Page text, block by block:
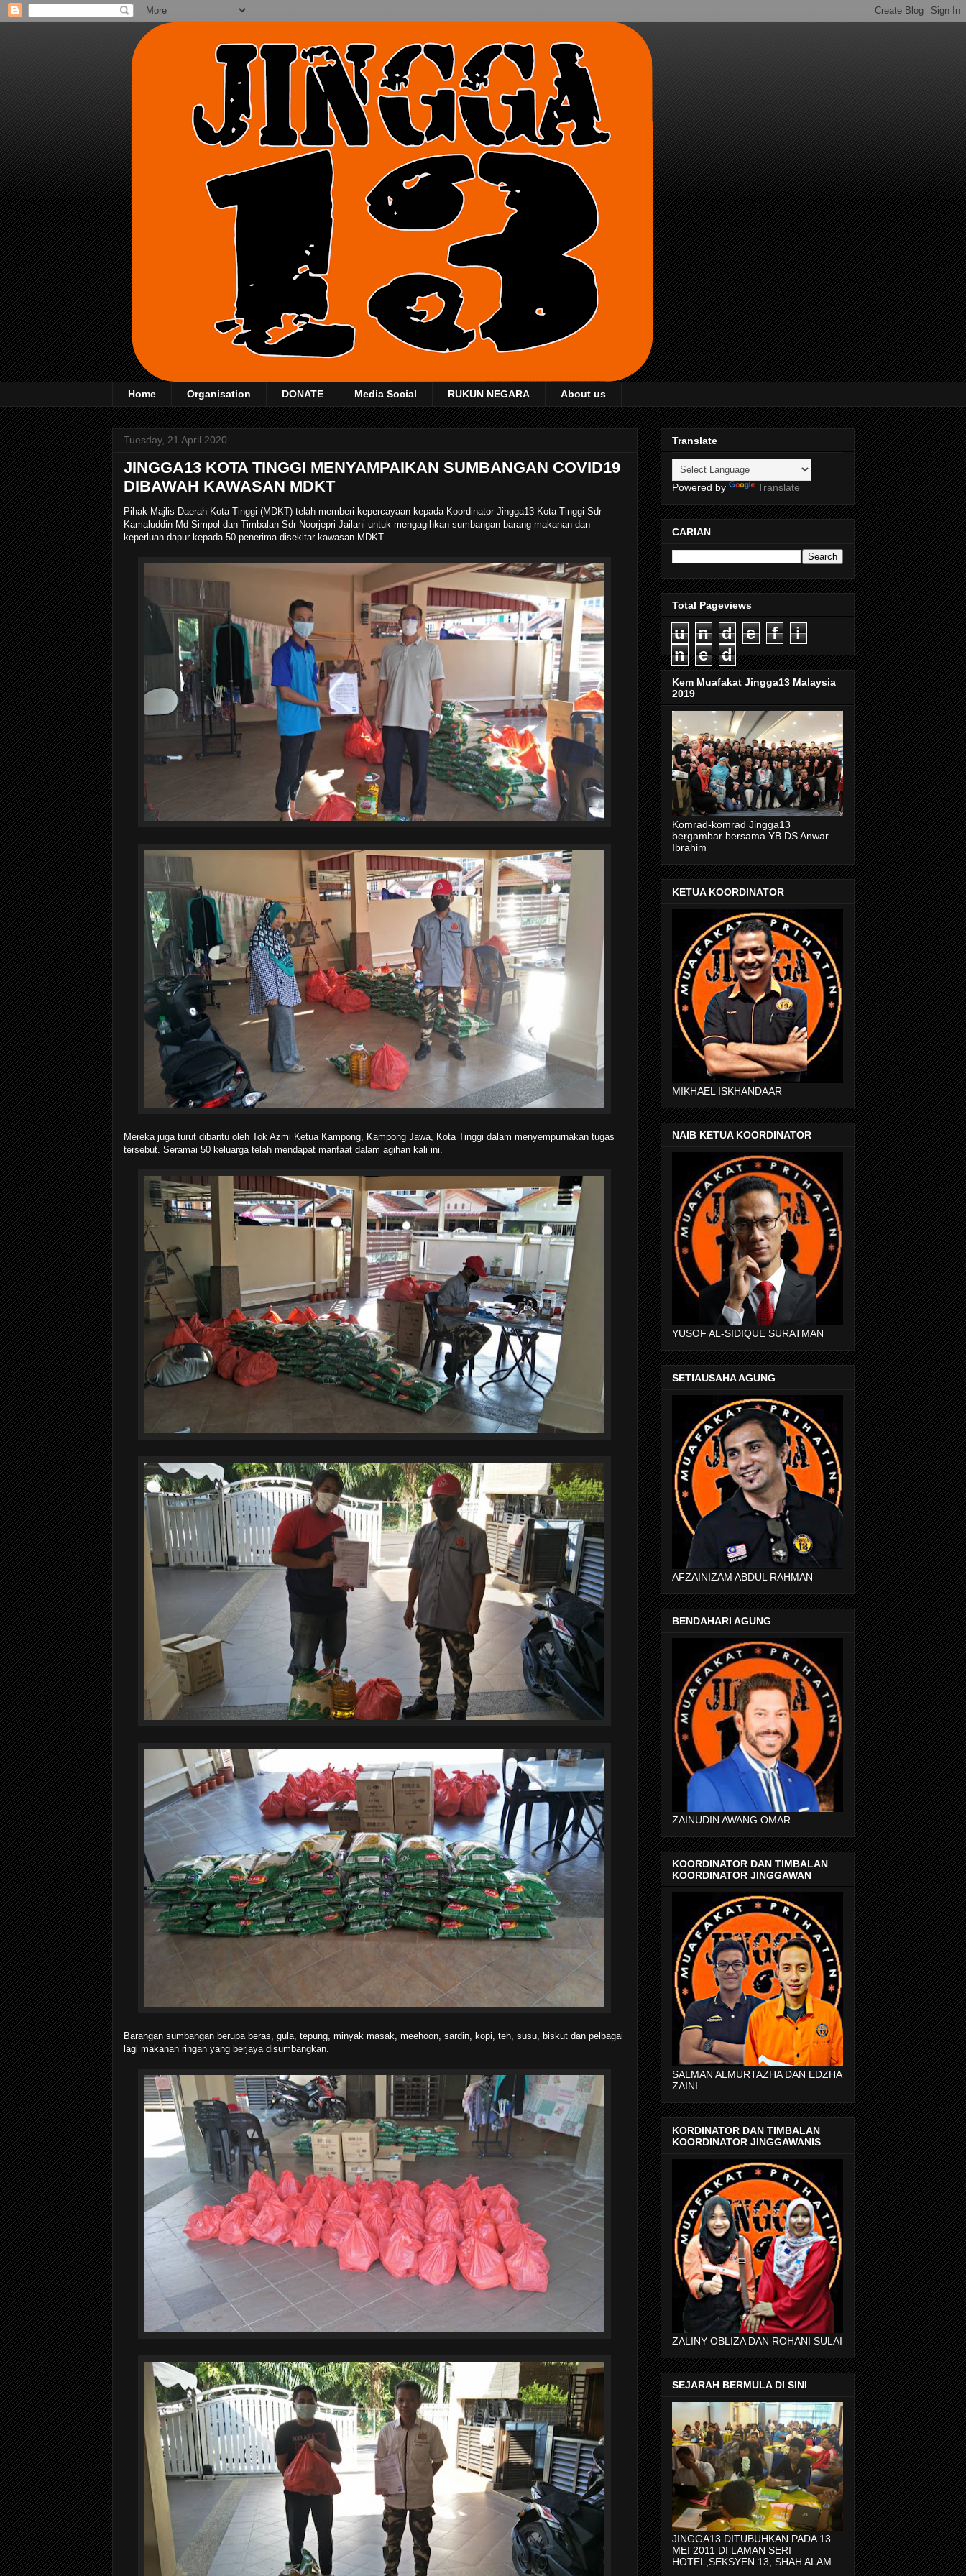
Home Organisation DONATE Media Social RUKUN NEGARA About us
Tuesday, 21 April 2020
JINGGA13 KOTA TINGGI MENYAMPAIKAN SUMBANGAN COVID19
DIBAWAH KAWASAN MDKT
Pihak Majlis Daerah Kota Tinggi (MDKT) telah memberi kepercayaan kepada Koordinator Jingga13 Kota Tinggi Sdr
Kamaluddin Md Simpol dan Timbalan Sdr Noorjepri Jailani untuk mengagihkan sumbangan barang makanan dan
keperluan dapur kepada 50 penerima disekitar kawasan MDKT.
Mereka juga turut dibantu oleh Tok Azmi Ketua Kampong, Kampong Jawa, Kota Tinggi dalam menyempurnakan tugas
tersebut. Seramai 50 keluarga telah mendapat manfaat dalam agihan kali ini.
Barangan sumbangan berupa beras, gula, tepung, minyak masak, meehoon, sardin, kopi, teh, susu, biskut dan pelbagai
lagi makanan ringan yang berjaya disumbangkan.
Translate
Powered by Translate
CARIAN
Total Pageviews
u n d e f
i
n
e d
Kem Muafakat Jingga13 Malaysia
2019
Komrad-komrad Jingga13
bergambar bersama YB DS Anwar
Ibrahim
KETUA KOORDINATOR
MIKHAEL ISKHANDAAR
NAIB KETUA KOORDINATOR
YUSOF AL-SIDIQUE SURATMAN
SETIAUSAHA AGUNG
AFZAINIZAM ABDUL RAHMAN
BENDAHARI AGUNG
ZAINUDIN AWANG OMAR
KOORDINATOR DAN TIMBALAN
KOORDINATOR JINGGAWAN
SALMAN ALMURTAZHA DAN EDZHA
ZAINI
KORDINATOR DAN TIMBALAN
KOORDINATOR JINGGAWANIS
ZALINY OBLIZA DAN ROHANI SULAI
SEJARAH BERMULA DI SINI
JINGGA13 DITUBUHKAN PADA 13
MEI 2011 DI LAMAN SERI
HOTEL,SEKSYEN 13, SHAH ALAM